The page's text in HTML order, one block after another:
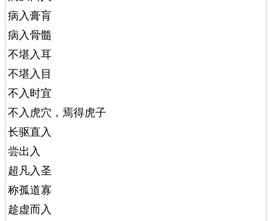
病入膏肓
病入骨髓
不堪入耳
不堪入目
不入时宜
不入虎穴，焉得虎子
长驱直入
尝出入
超凡入圣
称孤道寡
趁虚而入